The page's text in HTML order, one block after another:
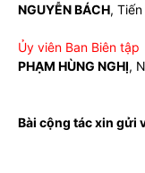
NGUYỄN BÁCH,
Ủy viên Ban Biên tập
PHẠM HÙNG NGHỊ,
Bài cộng tác xin gửi